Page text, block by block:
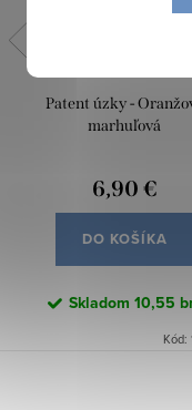
Patent úzky -
marhuľová
6,90 €
DO KOŠÍKA
Skladom 10,55
Kód: